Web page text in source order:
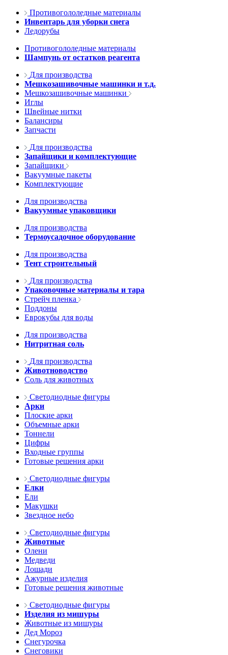
Противогололедные материалы
Инвентарь для уборки снега
Ледорубы
Противогололедные материалы
Шампунь от остатков реагента
Для производства
Мешкозашивочные машинки и т.д.
Мешкозашивочные машинки
Иглы
Швейные нитки
Балансиры
Запчасти
Для производства
Запайщики и комплектующие
Запайщики
Вакуумные пакеты
Комплектующие
Для производства
Вакуумные упаковщики
Для производства
Термоусадочное оборудование
Для производства
Тент строительный
Для производства
Упаковочные материалы и тара
Стрейч пленка
Поддоны
Еврокубы для воды
Для производства
Нитритная соль
Для производства
Животноводство
Соль для животных
Светодиодные фигуры
Арки
Плоские арки
Объемные арки
Тоннели
Цифры
Входные группы
Готовые решения арки
Светодиодные фигуры
Елки
Ели
Макушки
Звездное небо
Светодиодные фигуры
Животные
Олени
Медведи
Лошади
Ажурные изделия
Готовые решения животные
Светодиодные фигуры
Изделия из мишуры
Животные из мишуры
Дед Мороз
Снегурочка
Снеговики